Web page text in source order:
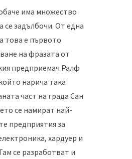
има множество
се задълбочи. От една
това е първото
на фразата от
предприемач Ралф
нарича така
част на града Сан
се намират най-
предприятия за
хардуер и
се разработват и